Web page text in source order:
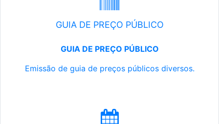
GUIA DE PREÇO PÚBLICO
GUIA DE PREÇO PÚBLICO
Emissão de guia de preços públicos diversos.